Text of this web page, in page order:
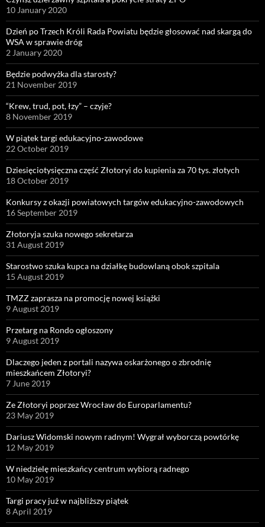
10 January 2020
Dzień po Trzech Króli Rada Powiatu będzie głosować nad skargą do
WSA w sprawie dróg
2 January 2020
Będzie podwyżka dla starosty?
21 November 2019
“Krew, trud, pot, łzy” – czyje?
8 November 2019
W piątek targi edukacyjno-zawodowe
22 October 2019
Dziesięciotysięczna część Złotoryi do kupienia za 70 tys. złotych
18 October 2019
Konkursy z okazji powiatowych targów edukacyjno-zawodowych
16 September 2019
Złotoryja szuka nowego sekretarza
31 August 2019
Starostwo szuka kupca na działkę budowlaną obok szpitala
15 August 2019
TMZZ zaprasza na promocję nowej książki
9 August 2019
Przetarg na Rondo ogłoszony
9 August 2019
Dlaczego jeden z portali nazywa oskarżonego o zbrodnię
mieszkańcem Złotoryi?
7 June 2019
Ze Złotoryi poprzez Wrocław do Europarlamentu?
23 May 2019
Dariusz Widomski nowym radnym! Wygrał wyborczą powtórkę
12 May 2019
W niedzielę mieszkańcy centrum wybiorą radnego
10 May 2019
Targi pracy już w najbliższy piątek
8 April 2019